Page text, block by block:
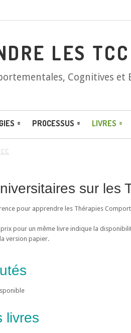
LES TCC
Cognitives et
PROCESSUS LIVRES
sur les
pour apprendre les Thérapies
pour un même livre indique la
version papier.
livres